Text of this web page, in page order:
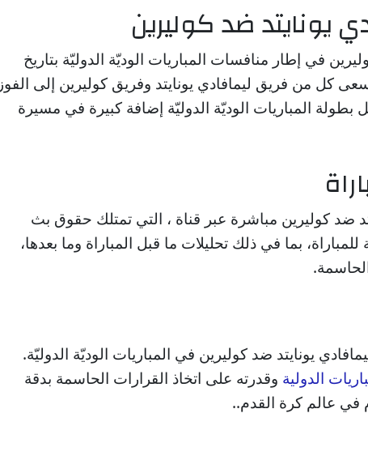
يونايتد ضد كوليرين
في إطار منافسات المباريات الوديّة الدوليّة بتاريخ
, يسعى كل من فريق ليمافادي يونايتد وفريق كوليرين إلى الفوز
المباريات الوديّة الدوليّة إضافة كبيرة في مسيرة
ضد كوليرين مباشرة عبر قناة ، التي تمتلك حقوق بث
بما في ذلك تحليلات ما قبل المباراة وما بعدها،
يونايتد ضد كوليرين في المباريات الوديّة الدوليّة.
الدولية وقدرته على اتخاذ القرارات الحاسمة بدقة
في عالم كرة القدم..